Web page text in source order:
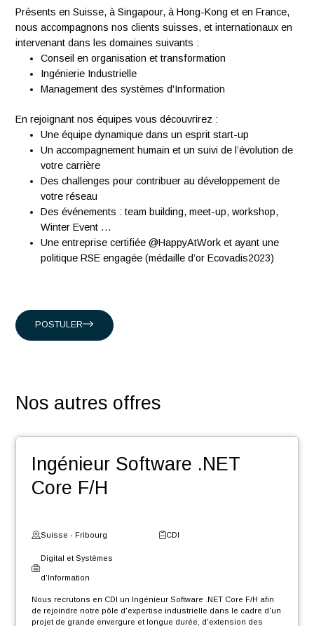
connaissance de l’anglais et/ou de l’allemand
un atout.
À propos d'Antaes
management et technologie classée dans le top 15 des
sociétés de conseil en Suisse. Nous comptons plus de 300
ingénieurs expérimentés qui partagent notre passion.
Présents en Suisse, à Singapour, à Hong-Kong et en
nous accompagnons nos clients suisses, et internationaux
intervenant dans les domaines suivants :
Conseil en organisation et transformation
Ingénierie Industrielle
En rejoignant nos équipes vous découvrirez :
Une équipe dynamique dans un esprit start-up
Un accompagnement humain et un suivi de l’évolution
Des événements : team building, meet-up, workshop,
politique RSE engagée (médaille d’or Ecovadis2023)
POSTULER